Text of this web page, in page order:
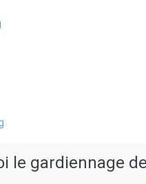
le gardiennage